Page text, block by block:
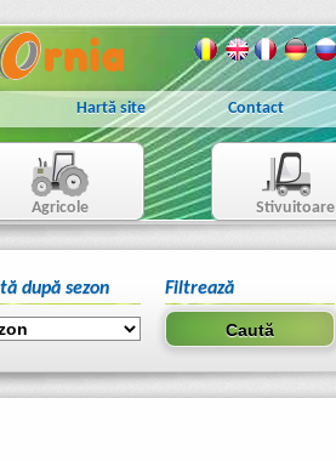
Hartă site Contact
Agricole Stivuitoare
după sezon Filtrează